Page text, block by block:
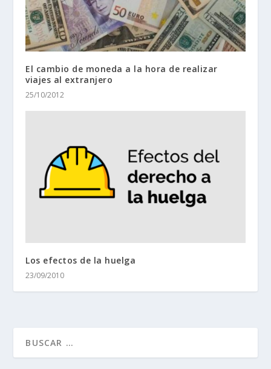
El cambio de moneda a la hora de realizar
viajes al extranjero
25/10/2012
Los efectos de la huelga
23/09/2010